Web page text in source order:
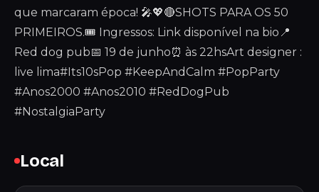
que marcaram época! 🎤💖🔴SHOTS PARA OS 50
PRIMEIROS.🎟️ Ingressos: Link disponível na bio📍
Red dog pub📅 19 de junho⏰ às 22hsArt designer :
live lima#Its10sPop #KeepAndCalm #PopParty
#Anos2000 #Anos2010 #RedDogPub
#NostalgiaParty
Local